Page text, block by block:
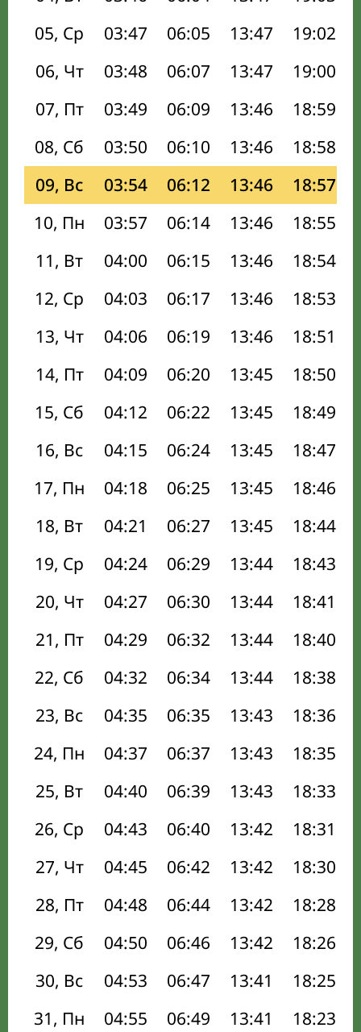
05, Ср
03:47 06:05 13:47 19:02
06, Чт
03:48 06:07 13:47 19:00
07, Пт
03:49 06:09 13:46 18:59
08, Сб
03:50 06:10 13:46 18:58
09, Вс
03:54 06:12 13:46 18:57
10, Пн
03:57 06:14 13:46 18:55
11, Вт
04:00 06:15 13:46 18:54
12, Ср
04:03 06:17 13:46 18:53
13, Чт
04:06 06:19 13:46 18:51
14, Пт
04:09 06:20 13:45 18:50
15, Сб
04:12 06:22 13:45 18:49
16, Вс
04:15 06:24 13:45 18:47
17, Пн
04:18 06:25 13:45 18:46
18, Вт
04:21 06:27 13:45 18:44
19, Ср
04:24 06:29 13:44 18:43
20, Чт
04:27 06:30 13:44 18:41
21, Пт
04:29 06:32 13:44 18:40
22, Сб
04:32 06:34 13:44 18:38
23, Вс
04:35 06:35 13:43 18:36
24, Пн
04:37 06:37 13:43 18:35
25, Вт
04:40 06:39 13:43 18:33
26, Ср
04:43 06:40 13:42 18:31
27, Чт
04:45 06:42 13:42 18:30
28, Пт
04:48 06:44 13:42 18:28
29, Сб
04:50 06:46 13:42 18:26
30, Вс
04:53 06:47 13:41 18:25
31, Пн
04:55 06:49 13:41 18:23